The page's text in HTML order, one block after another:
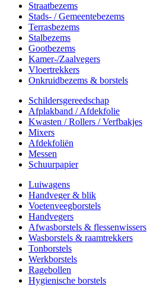
Straatbezems
Stads- / Gemeentebezems
Terrasbezems
Stalbezems
Gootbezems
Kamer-/Zaalvegers
Vloertrekkers
Onkruidbezems & borstels
Schildersgereedschap
Afplakband / Afdekfolie
Kwasten / Rollers / Verfbakjes
Mixers
Afdekfoliën
Messen
Schuurpapier
Luiwagens
Handveger & blik
Voetenveegborstels
Handvegers
Afwasborstels & flessenwissers
Wasborstels & raamtrekkers
Tonborstels
Werkborstels
Ragebollen
Hygienische borstels